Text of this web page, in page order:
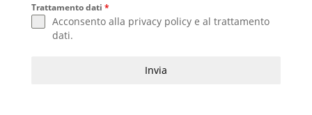
Trattamento dati *
Acconsento alla privacy policye al trattamento
dati.
Invia